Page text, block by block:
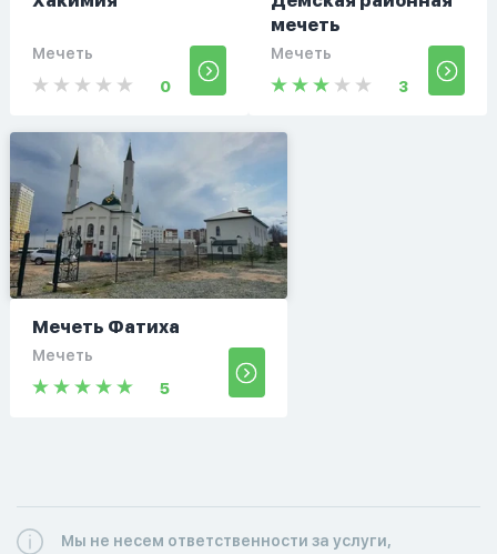
Мечеть
0
мечеть
Мечеть
3
Мечеть Фатиха
Мечеть
5
Мы не несем ответственности за услуги,